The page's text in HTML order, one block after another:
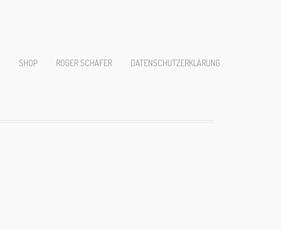
SHOP ROGER SCHÄFER DATENSCHUTZERKLÄRUNG